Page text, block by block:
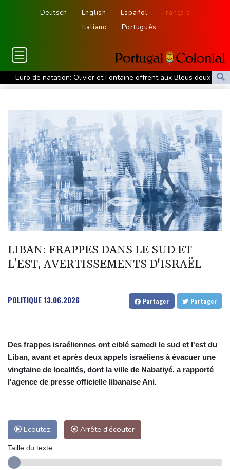
Deutsch English Español
Français
Italiano
Português
Euro de natation: Olivier et Fontaine offrent aux Bleus deux
médailles en eau libre
septembre
Les Bourses européennes en hausse dans l'attente des chiffres
de l'emploi américain
Duralex: deux entrepreneurs français et un fonds hongkongais
en lice
Grèce : trois personnes en détention provisoire après l'incendie à
l'ouest d'Athènes
Meta sommé de verser près d'un milliard de dollars pour réparer
"Retour en force" progressif de la chaleur dans les prochains
jours en France
Thaïlande: un adolescent tue ses grands-parents puis cinq
sceller un accord de défense
LIBAN: FRAPPES DANS LE SUD ET
L'EST, AVERTISSEMENTS D'ISRAËL
POLITIQUE13.06.2026 Partager Partager
Des frappes israéliennes ont ciblé samedi le sud et l'est du
Liban, avant et après deux appels israéliens à évacuer une
vingtaine de localités, dont la ville de Nabatiyé, a rapporté
l'agence de presse officielle libanaise Ani.
Ecoutez Arrête d'écouter
Taille du texte: